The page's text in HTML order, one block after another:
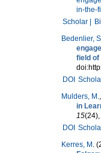
in-the-
Scholar |
Bedenlier,
field of
DOI
Mulders, M.,
in
15
DOI
Kerres, M .